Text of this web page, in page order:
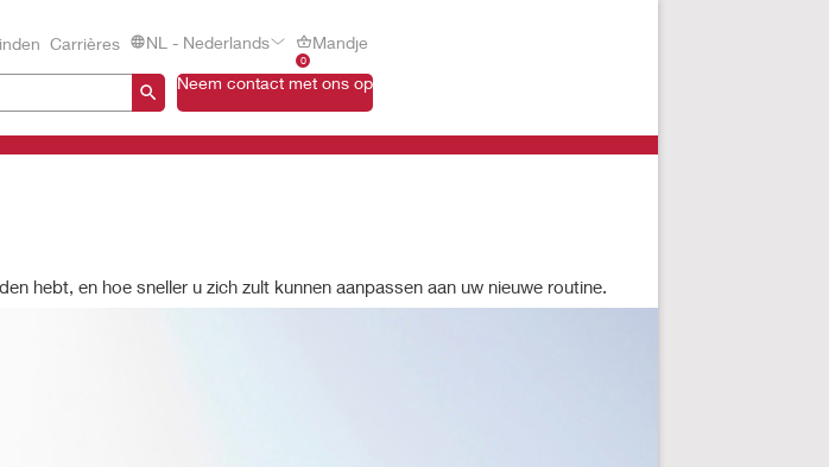
Carrières NL - Nederlands
0
Mandje
Neem contact met ons op
hebt, en hoe sneller u zich zult kunnen aanpassen aan uw nieuwe routine.